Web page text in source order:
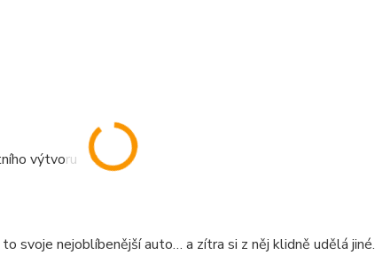
výtvoru
svoje nejoblíbenější auto… a zítra si z něj klidně udělá jiné.